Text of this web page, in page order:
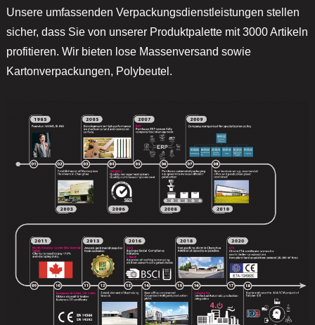
Unsere umfassenden Verpackungsdienstleistungen stellen
sicher, dass Sie von unserer Produktpalette mit 3000 Artikeln
profitieren. Wir bieten lose Massenversand sowie
Kartonverpackungen, Polybeutel.